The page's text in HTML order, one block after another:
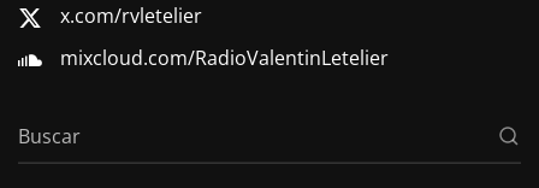
x.com/rvletelier
mixcloud.com/RadioValentinLetelier